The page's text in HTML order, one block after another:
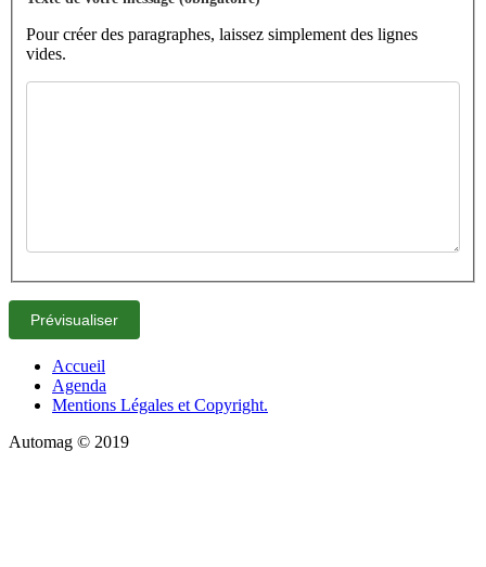
Pour créer des paragraphes, laissez simplement des lignes
vides.
Accueil
Agenda
Mentions Légales et Copyright.
Automag © 2019